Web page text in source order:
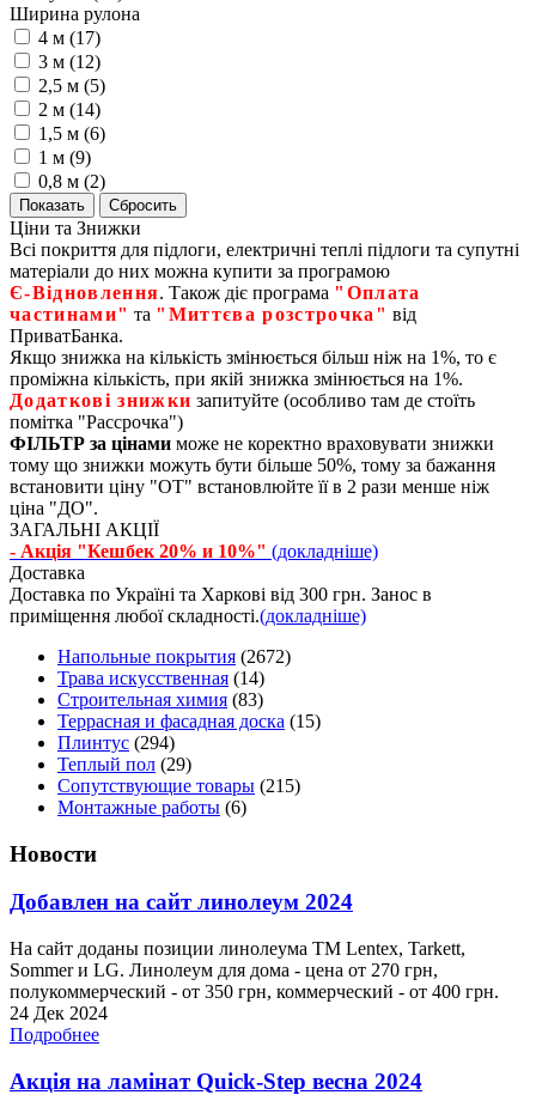
Ширина рулона
4 м (17)
3 м (12)
2,5 м (5)
2 м (14)
1,5 м (6)
1 м (9)
0,8 м (2)
Ціни та Знижки
Всі покриття для підлоги, електричні теплі підлоги та супутні
матеріали до них можна купити за програмою
Є‑Відновлення. Також діє програма "Оплата
частинами" та "Миттєва розстрочка" від
ПриватБанка.
Якщо знижка на кількість змінюється більш ніж на 1%, то є
проміжна кількість, при якій знижка змінюється на 1%.
Додаткові знижки запитуйте (особливо там де стоїть
помітка "Рассрочка")
ФІЛЬТР за цінами може не коректно враховувати знижки
тому що знижки можуть бути більше 50%, тому за бажання
встановити ціну "ОТ" встановлюйте її в 2 рази менше ніж
ціна "ДО".
ЗАГАЛЬНІ АКЦІЇ
- Акція "Кешбек 20% и 10%" (докладніше)
Доставка
Доставка по Україні та Харкові від 300 грн. Занос в
приміщення любої складності.(докладніше)
Напольные покрытия (2672)
Трава искусственная (14)
Строительная химия (83)
Террасная и фасадная доска (15)
Плинтус (294)
Теплый пол (29)
Сопутствующие товары (215)
Монтажные работы (6)
Новости
Добавлен на сайт линолеум 2024
На сайт доданы позиции линолеума ТМ Lentex, Tarkett,
Sommer и LG. Линолеум для дома - цена от 270 грн,
полукоммерческий - от 350 грн, коммерческий - от 400 грн.
24 Дек 2024
Подробнее
Акція на ламінат Quick-Step весна 2024